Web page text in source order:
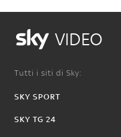
VIDEO
Tutti i siti di Sky:
SKY SPORT
SKY TG 24